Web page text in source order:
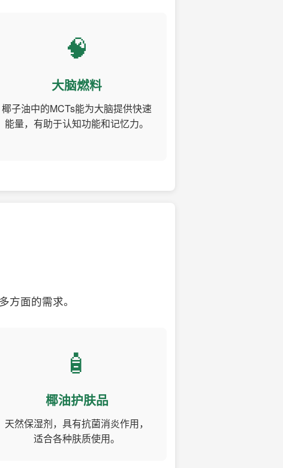
🧠
大脑燃料
椰子油中的MCTs能为大脑提供快速
能量，有助于认知功能和记忆力。
面的需求。
🧴
椰油护肤品
天然保湿剂，具有抗菌消炎作用，
适合各种肤质使用。